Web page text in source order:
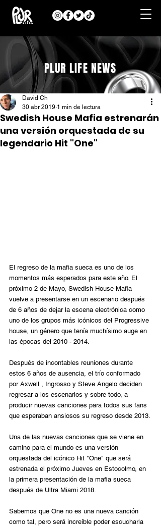
PLUR LIFE NEWS
Swedish House Mafia estrenarán
una versión orquestada de su
legendario Hit "One"
David Ch
30 abr 2019 1 min de lectura
El regreso de la mafia sueca es uno de los
momentos más esperados para este año. El
próximo 2 de Mayo, Swedish House Mafia
vuelve a presentarse en un escenario después
de 6 años de dejar la escena electrónica como
uno de los grupos más icónicos del Progressive
house, un género que tenía muchísimo auge en
las épocas del 2010 - 2014.
Después de incontables reuniones durante
estos 6 años de ausencia, el trío conformado
por Axwell , Ingrosso y Steve Angelo deciden
regresar a los escenarios y sobre todo, a
producir nuevas canciones para todos sus fans
que esperaban ansiosos su regreso desde 2013.
Una de las nuevas canciones que se viene en
camino para el mundo es una versión
orquestada del icónico Hit "One" que será
estrenada el próximo Jueves en Estocolmo, en
la primera presentación de la mafia sueca
después de Ultra Miami 2018.
Sabemos que One no es una nueva canción
como tal, pero será increíble poder escucharla